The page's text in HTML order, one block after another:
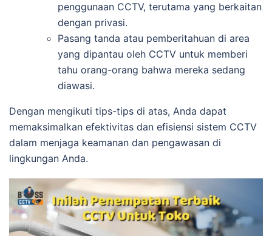
penggunaan CCTV, terutama yang berkaitan
dengan privasi.
Pasang tanda atau pemberitahuan di area
yang dipantau oleh CCTV untuk memberi
tahu orang-orang bahwa mereka sedang
diawasi.
Dengan mengikuti tips-tips di atas, Anda dapat
memaksimalkan efektivitas dan efisiensi sistem CCTV
dalam menjaga keamanan dan pengawasan di
lingkungan Anda.